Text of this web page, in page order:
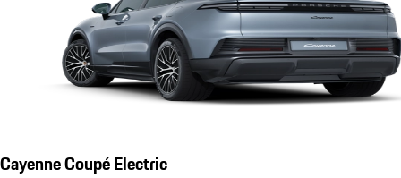
Cayenne Coupé Electric